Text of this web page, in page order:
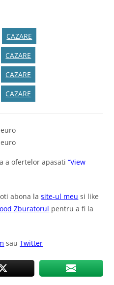
CAZARE
CAZARE
CAZARE
CAZARE
a ofertelor apasati“View
abona lasite-ul meu si like
Zburatorul pentru a fi la
sauTwitter